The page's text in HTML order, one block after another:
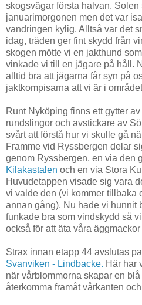
skogsvägar första halvan. Solen
januarimorgonen men det var
vandringen kylig. Alltså var det
idag, träden ger fint skydd från
skogen mötte vi en jakthund
vinkade vi till en jägare på håll.
alltid bra att jägarna får syn på
jaktkompisarna att vi är i
Runt Nyköping finns ett gytter
rundslingor och avstickare av
svårt att förstå hur vi skulle gå
Framme vid Ryssbergen delar
genom Ryssbergen, en via den
Kilakastalen och en via Stora
Huvudetappen visade sig vara
vi valde den (vi kommer tillbaka
annan gång). Nu hade vi hunnit
funkade bra som vindskydd så
också för att äta våra
Strax innan etapp 44 avslutas
Svanviken - Lindbacke. Här har
när vårblommorna skapar en
återkomma framåt vårkanten